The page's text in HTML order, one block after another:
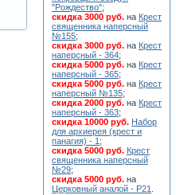
"Рождество";
скидка 3000 руб. на Крест
священника наперсный
№155;
скидка 3000 руб. на Крест
наперсный - 364;
скидка 5000 руб. на Крест
наперсный - 365;
скидка 5000 руб. на Крест
наперсный №135;
скидка 2000 руб. на Крест
наперсный - 363;
скидка 10000 руб. Набор
для архиерея (крест и
панагия) - 1 ;
скидка 5000 руб. Крест
священника наперсный
№29;
скидка 5000 руб. на
Церковный аналой - Р21